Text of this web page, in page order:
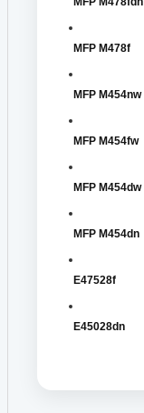
MFP M478f
MFP M454nw
MFP M454fw
MFP M454dw
MFP M454dn
E47528f
E45028dn